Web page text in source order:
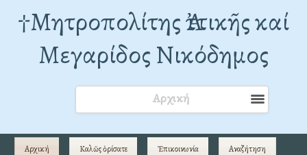
†Mητροπολίτης Ἀττικῆς καί
Μεγαρίδος Νικόδημος
Αρχική
Αρχική Καλῶς ὁρίσατε Ἐπικοινωνία Αναζήτηση